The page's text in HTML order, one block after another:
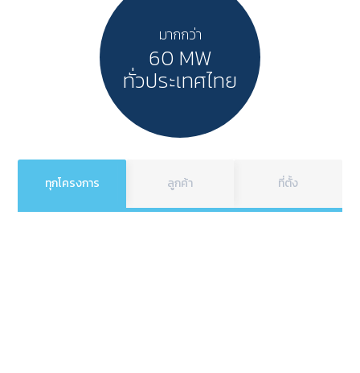
มากกว่า
60 MW
ทั่วประเทศไทย
ทุกโครงการ ลูกค้า ที่ตั้ง